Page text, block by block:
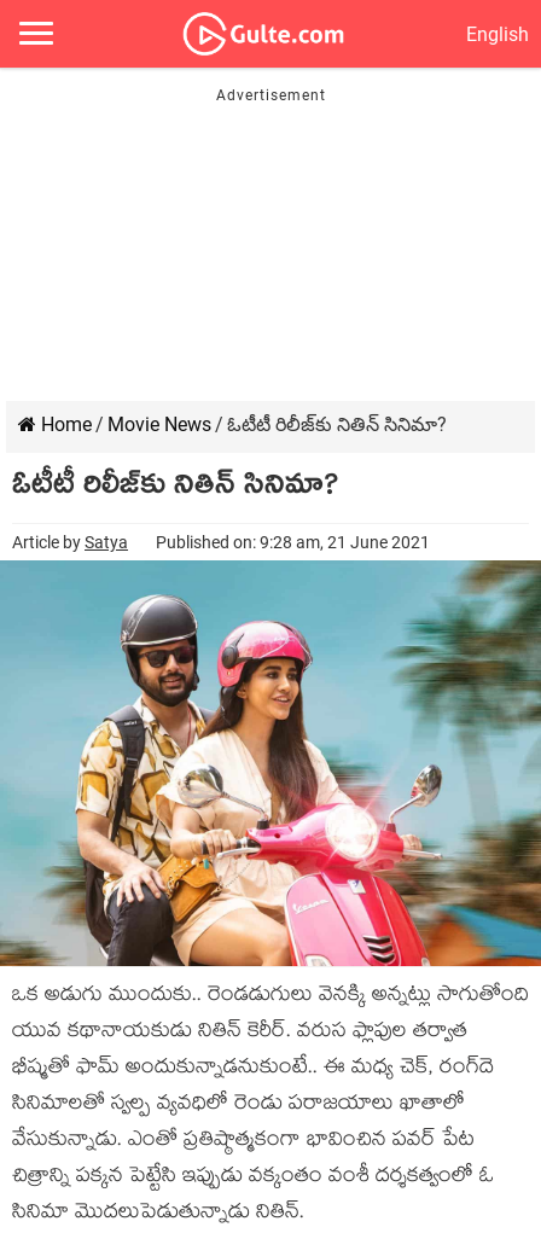
English
Home/ Movie News/ ఓటీటీ రిలీజ్‌కు నితిన్ సినిమా?
ఓటీటీ రిలీజ్‌కు నితిన్ సినిమా?
Article bySatya Published on: 9:28 am, 21 June 2021
ఒక అడుగు ముందుకు.. రెండడుగులు వెన‌క్కి అన్న‌ట్లు సాగుతోంది
యువ క‌థానాయ‌కుడు నితిన్ కెరీర్. వ‌రుస ఫ్లాపుల త‌ర్వాత
భీష్మతో ఫామ్ అందుకున్నాడ‌నుకుంటే.. ఈ మ‌ధ్య చెక్, రంగ్‌దె
సినిమాల‌తో స్వ‌ల్ప వ్య‌వ‌ధిలో రెండు ప‌రాజ‌యాలు ఖాతాలో
వేసుకున్నాడు. ఎంతో ప్ర‌తిష్ఠాత్మ‌కంగా భావించిన‌ ప‌వ‌ర్ పేట
చిత్రాన్ని ప‌క్క‌న పెట్టేసి ఇప్పుడు వ‌క్కంతం వంశీ ద‌ర్శ‌క‌త్వంలో ఓ
సినిమా మొద‌లుపెడుతున్నాడు నితిన్.